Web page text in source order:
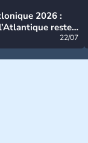
2026 :
reste
22/07